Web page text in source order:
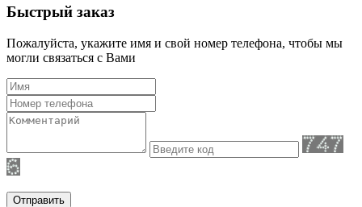
Быстрый заказ
Пожалуйста, укажите имя и свой номер телефона, чтобы мы
могли связаться с Вами
Отправить